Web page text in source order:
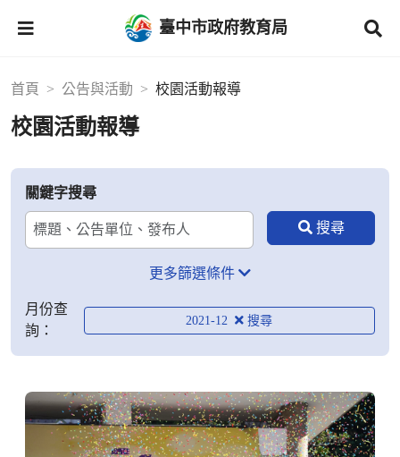
臺中市政府教育局
首頁 公告與活動 校園活動報導
校園活動報導
關鍵字搜尋
更多篩選條件
月份查
詢：
2021-12